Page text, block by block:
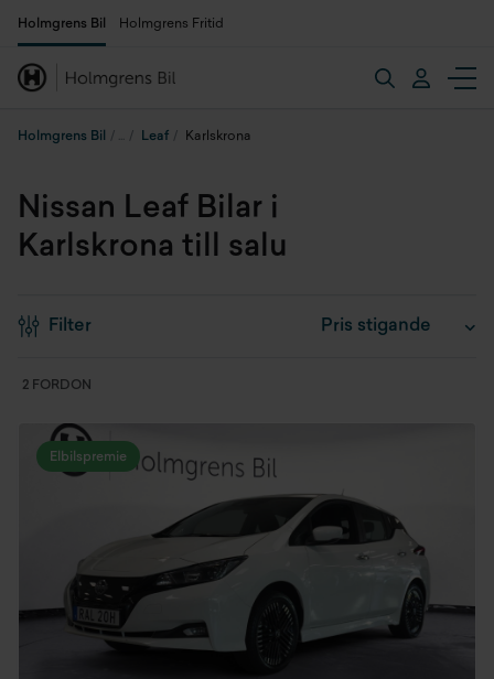
Holmgrens Bil Holmgrens Fritid
Holmgrens Bil Leaf Karlskrona
Nissan Leaf Bilar i
Karlskrona till salu
Filter
2 FORDON
Elbilspremie